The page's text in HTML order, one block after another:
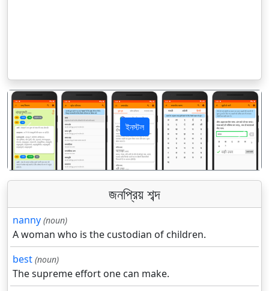
ইনস্টল
पिछला अगला
জনপ্রিয় শব্দ
nanny (noun)
A woman who is the custodian of children.
best (noun)
The supreme effort one can make.